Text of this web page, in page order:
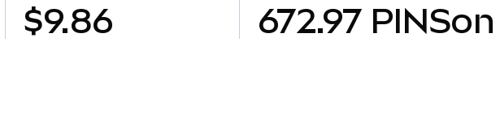
$9.86 672.97 PINSon